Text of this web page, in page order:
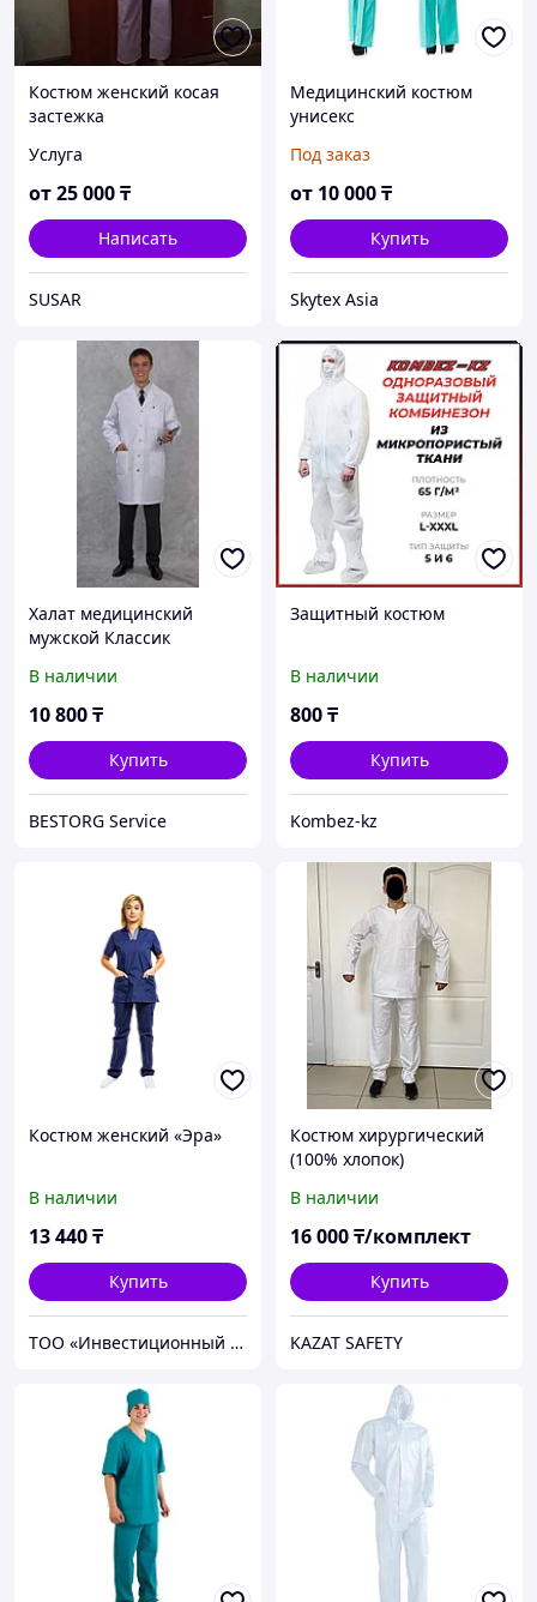
Костюм женский косая
застежка
Услуга
от25 000₸
Написать
SUSAR
Медицинский костюм
унисекс
Под заказ
от 10 000₸
Купить
Skytex Asia
Халат медицинский
мужской Классик
В наличии
10 800₸
Купить
BESTORG Service
Защитный костюм
В наличии
800₸
Купить
Kombez-kz
Костюм женский «Эра»
В наличии
13 440₸
Купить
ТОО «Инвестиционный дом IVM»:
Костюм хирургический
(100% хлопок)
В наличии
16 000₸/комплект
Купить
KAZAT SAFETY